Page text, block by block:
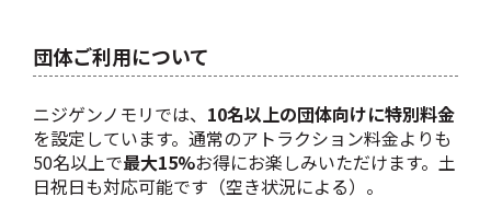
団体ご利用について
ニジゲンノモリでは、 10名以上の団体向けに特別料金
を設定しています。通常のアトラクション料金よりも
50名以上で最大15%お得にお楽しみいただけます。土
日祝日も対応可能です（空き状況による）。